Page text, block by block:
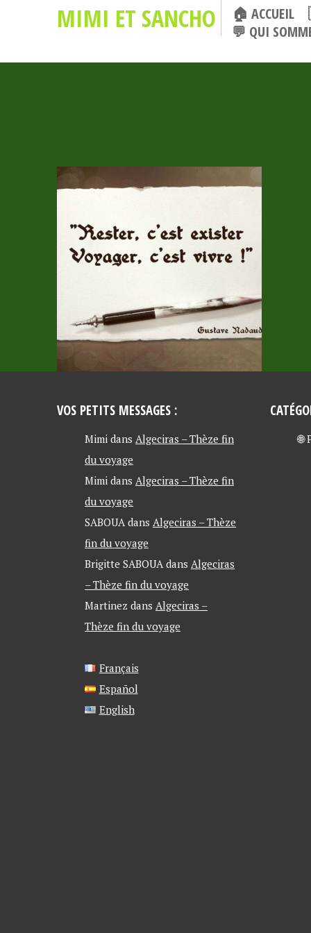
MIMI ET SANCHO 🏠 ACCUEIL
💬 QUI
VOS PETITS MESSAGES :
Mimi dans Algeciras – Thèze fin
du voyage
Mimi dans Algeciras – Thèze fin
du voyage
SABOUAdans Algeciras – Thèze
fin du voyage
Brigitte SABOUAdans Algeciras
– Thèze fin du voyage
Martinez dans Algeciras –
Thèze fin du voyage
Français
Español
English
🌐